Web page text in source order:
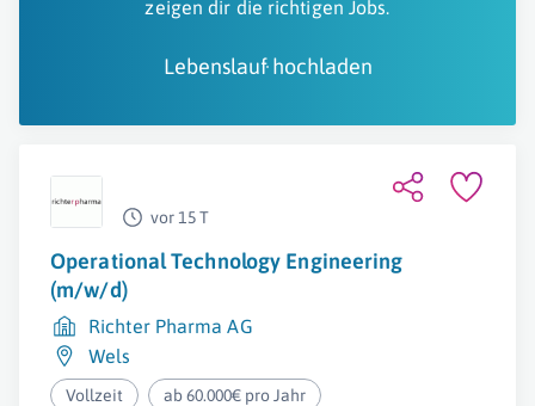
zeigen dir die richtigen Jobs.
Lebenslauf hochladen
vor 15 T
Operational Technology Engineering
(m/w/d)
Richter Pharma AG
Wels
Vollzeit ab 60.000€ pro Jahr